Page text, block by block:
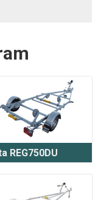
REG750DU